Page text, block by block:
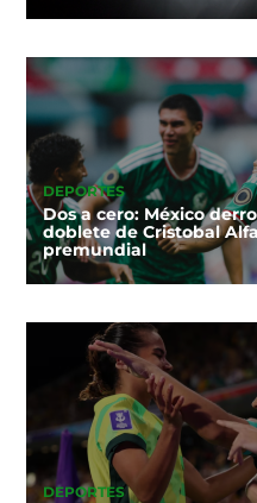
DEPORTES
Dos a cero: México
doblete de Cristobal
premundial
DEPORTES